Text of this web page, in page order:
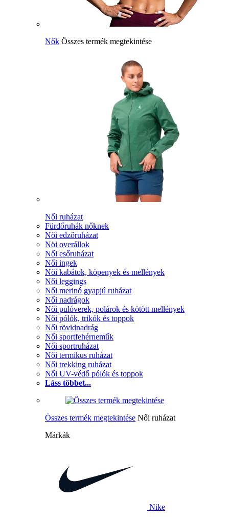
Nők Összes termék megtekintése
Női ruházat
Fürdőruhák nőknek
Női edzőruházat
Nöi overállok
Női esőruházat
Női ingek
Női kabátok, köpenyek és mellények
Női leggings
Női merinó gyapjú ruházat
Női nadrágok
Női pulóverek, polárok és kötött mellények
Női pólók, trikók és toppok
Női rövidnadrág
Női sportfehérneműk
Női sportruházat
Női termikus ruházat
Női trekking ruházat
Női UV-védő pólók és toppok
Láss többet...
Összes termék megtekintése Női ruházat
Márkák
Nike